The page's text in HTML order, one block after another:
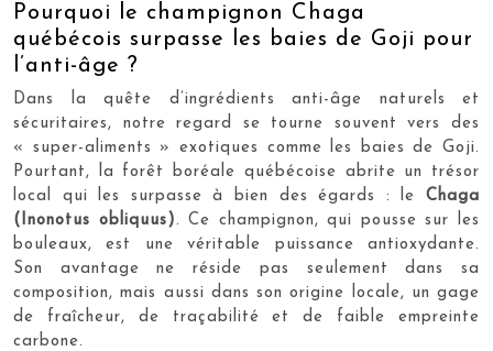
Pourquoi le champignon Chaga
québécois surpasse les baies de Goji pour
l’anti-âge ?
Dans la quête d’ingrédients anti-âge naturels et
sécuritaires, notre regard se tourne souvent vers des
« super-aliments » exotiques comme les baies de Goji.
Pourtant, la forêt boréale québécoise abrite un trésor
local qui les surpasse à bien des égards : le Chaga
(Inonotus obliquus). Ce champignon, qui pousse sur les
bouleaux, est une véritable puissance antioxydante.
Son avantage ne réside pas seulement dans sa
composition, mais aussi dans son origine locale, un gage
de fraîcheur, de traçabilité et de faible empreinte
carbone.